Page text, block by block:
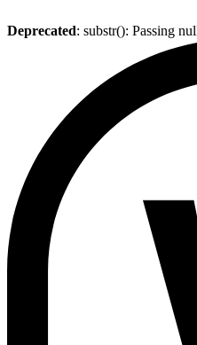
Deprecated: substr(): Passing